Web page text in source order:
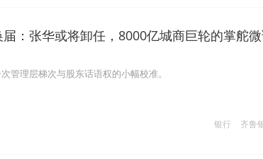
：张华或将卸任，8000亿城商巨轮的掌舵
管理层梯次与股东话语权的小幅校准。
银行 齐鲁